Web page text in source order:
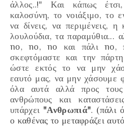
άλλος..!" Και κάπως
καλοσύνη, τονοιάξιμο, το
ναδίνεις, να περιμένεις, η
λουλούδια, ταπαραμύθια...
no, no, no και πάλι no,
σκεφτόμαστε και την
ώστε εκτός το να μην
εαυτό μας, να μην χάσουμε
όλα αυτά αλλά προς
ανθρώπους και
υπάρχει "Ανθρωπιά". (πάλι
ο καθένας το μεταφράζει